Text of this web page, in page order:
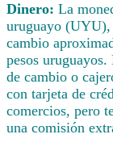
Dinero: La
uruguayo (UYU),
cambio
pesos uruguayos.
de cambio o
con tarjeta de
comercios, pero
una comisión